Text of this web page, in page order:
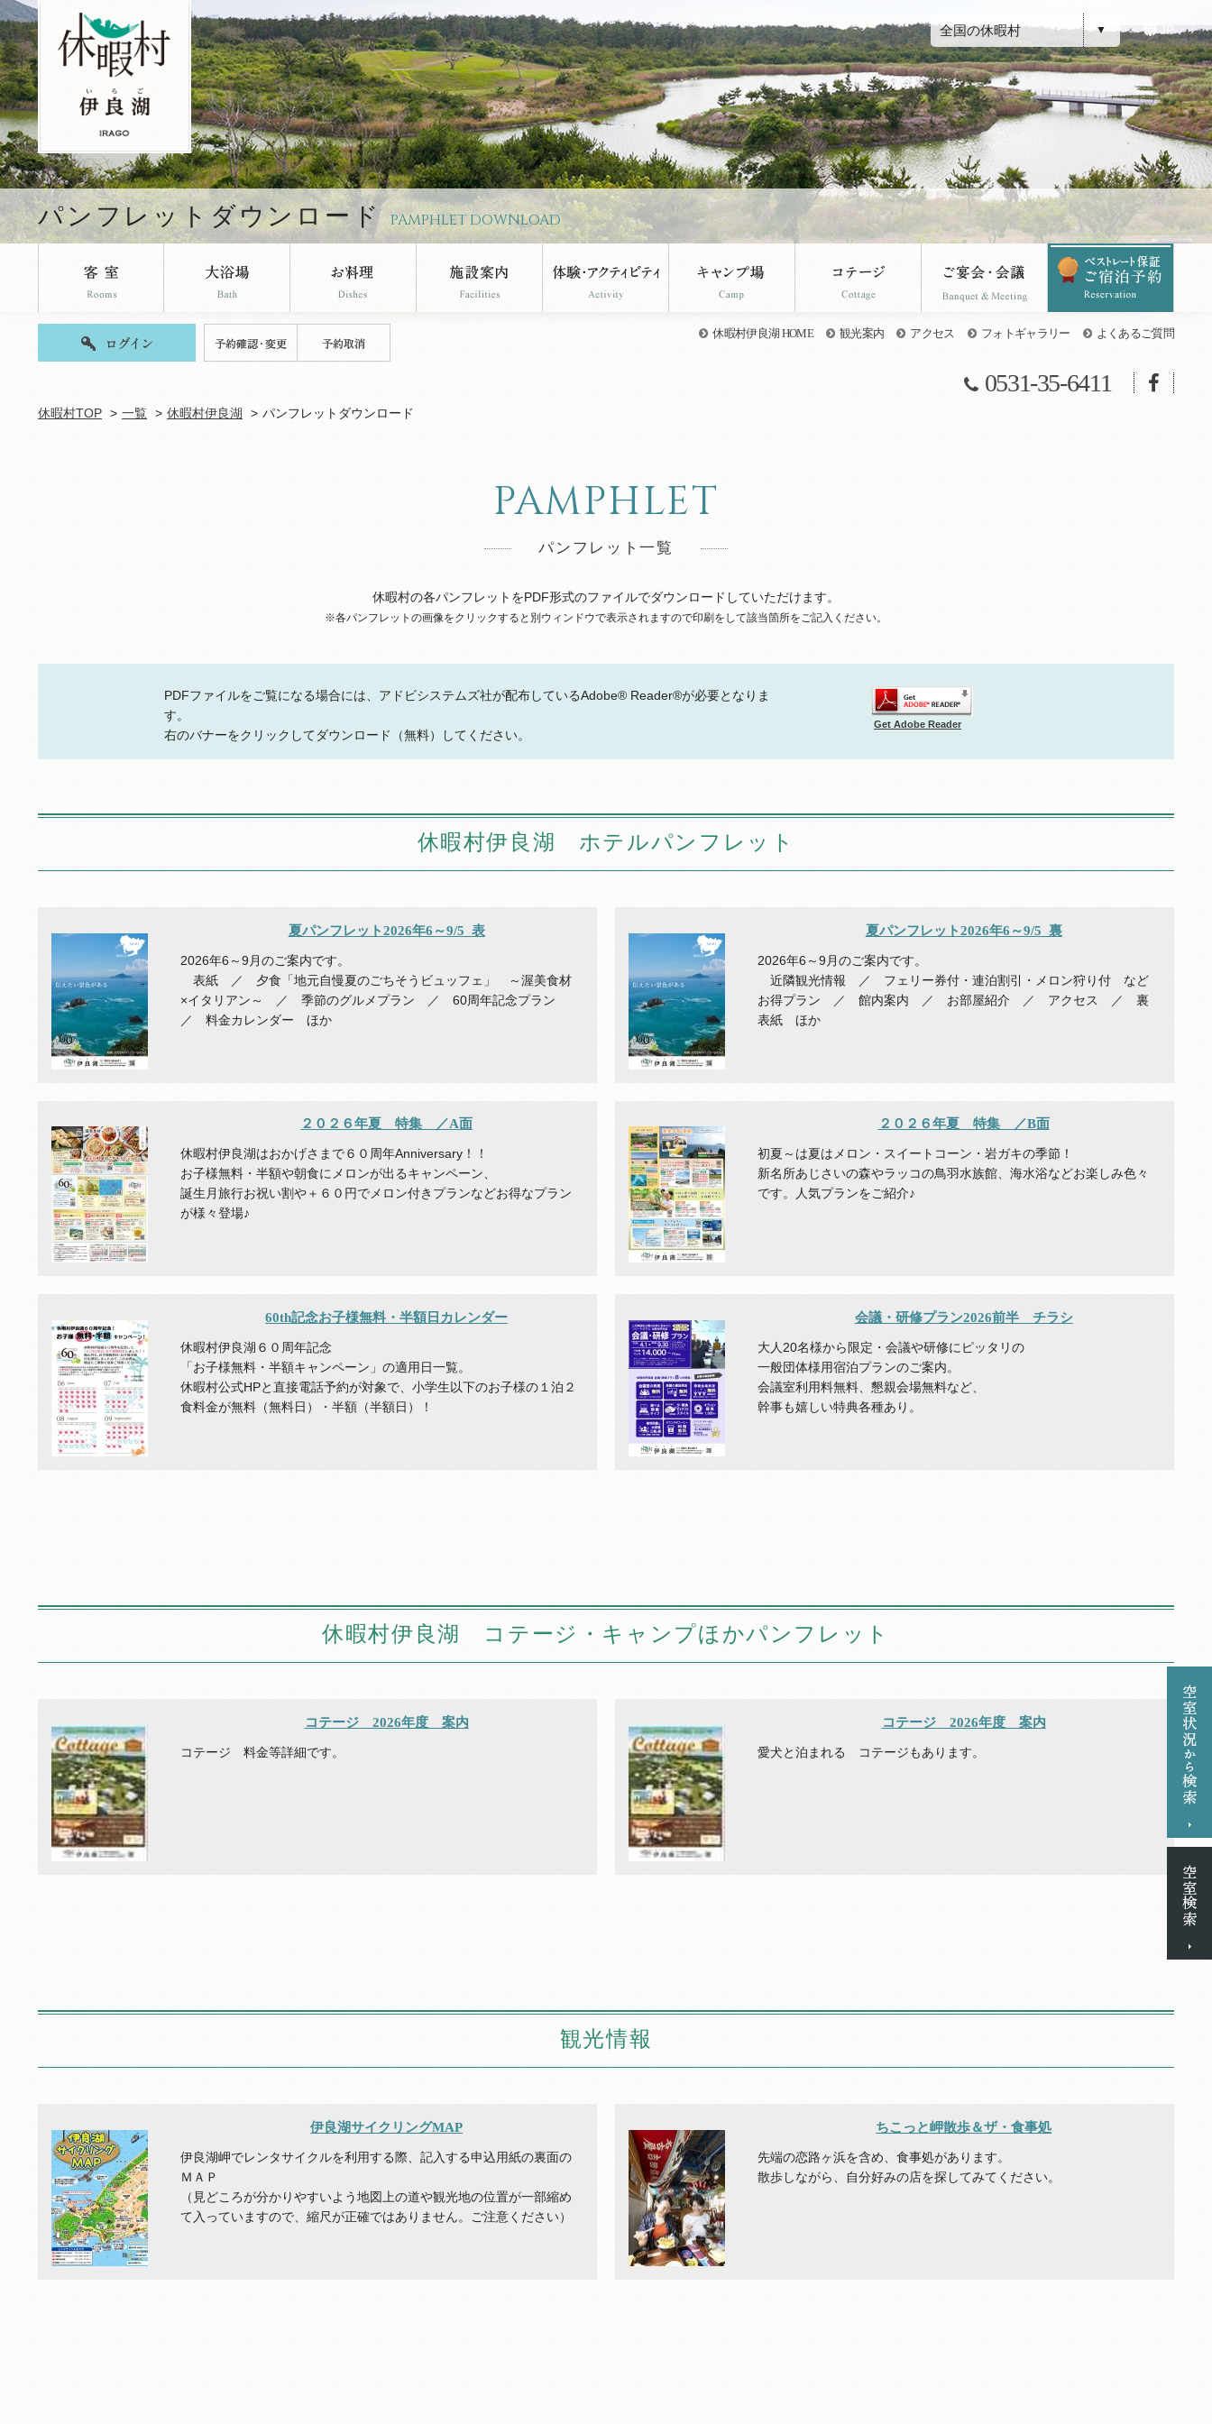
休暇村伊良湖のパンフレットダウンロードページです。 全国の休暇村 JP
パンフレットダウンロード PAMPHLET DOWNLOAD
休暇村伊良湖 HOME 観光案内 アクセス フォトギャラリー よくあるご質問
0531-35-6411
休暇村TOP 一覧 休暇村伊良湖 パンフレットダウンロード
PAMPHLET
パンフレット一覧
休暇村の各パンフレットをPDF形式のファイルでダウンロードしていただけます。
※各パンフレットの画像をクリックすると別ウィンドウで表示されますので印刷をして該当箇所をご記入ください。
PDFファイルをご覧になる場合には、アドビシステムズ社が配布しているAdobe® Reader®が必要となりま
す。
右のバナーをクリックしてダウンロード（無料）してください。
Get Adobe Reader
休暇村伊良湖 ホテルパンフレット
夏パンフレット2026年6～9/5_表
2026年6～9月のご案内です。
表紙 ／ 夕食「地元自慢夏のごちそうビュッフェ」 ～渥美食材
×イタリアン～ ／ 季節のグルメプラン ／ 60周年記念プラン
／ 料金カレンダー ほか
夏パンフレット2026年6～9/5_裏
2026年6～9月のご案内です。
近隣観光情報 ／ フェリー券付・連泊割引・メロン狩り付 など
お得プラン ／ 館内案内 ／ お部屋紹介 ／ アクセス ／ 裏
表紙 ほか
２０２６年夏 特集 ／A面
休暇村伊良湖はおかげさまで６０周年Anniversary！！
お子様無料・半額や朝食にメロンが出るキャンペーン、
誕生月旅行お祝い割や＋６０円でメロン付きプランなどお得なプラン
が様々登場♪
２０２６年夏 特集 ／B面
初夏～は夏はメロン・スイートコーン・岩ガキの季節！
新名所あじさいの森やラッコの鳥羽水族館、海水浴などお楽しみ色々
です。人気プランをご紹介♪
60th記念お子様無料・半額日カレンダー
休暇村伊良湖６０周年記念
「お子様無料・半額キャンペーン」の適用日一覧。
休暇村公式HPと直接電話予約が対象で、小学生以下のお子様の１泊２
食料金が無料（無料日）・半額（半額日）！
会議・研修プラン2026前半 チラシ
大人20名様から限定・会議や研修にピッタリの
一般団体様用宿泊プランのご案内。
会議室利用料無料、懇親会場無料など、
幹事も嬉しい特典各種あり。
休暇村伊良湖 コテージ・キャンプほかパンフレット
コテージ 2026年度 案内
コテージ 料金等詳細です。
コテージ 2026年度 案内
愛犬と泊まれる コテージもあります。
観光情報
伊良湖サイクリングMAP
伊良湖岬でレンタサイクルを利用する際、記入する申込用紙の裏面の
ＭＡＰ
（見どころが分かりやすいよう地図上の道や観光地の位置が一部縮め
て入っていますので、縮尺が正確ではありません。ご注意ください）
ちこっと岬散歩＆ザ・食事処
先端の恋路ヶ浜を含め、食事処があります。
散歩しながら、自分好みの店を探してみてください。